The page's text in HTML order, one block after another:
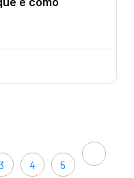
4 5